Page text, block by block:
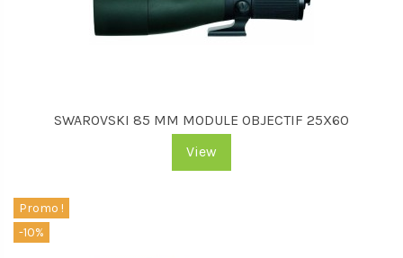
SWAROVSKI 85 MM MODULE OBJECTIF 25X60
View
Promo !
-10%